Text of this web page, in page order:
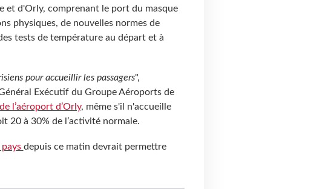
et d'Orly, comprenant le port du masque
physiques, de nouvelles normes de
tests de température au départ et à
pour accueillir les passagers",
Exécutif du Groupe Aéroports de
l’aéroport d’Orly, même s'il n'accueille
20 à 30% de l’activité normale.
pays depuis ce matin devrait permettre